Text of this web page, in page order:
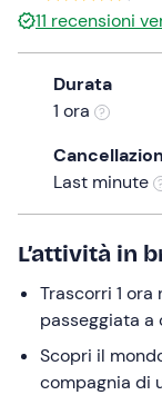
the
question
mark
keyboard
shortcuts
for
changing
dates.
11 recensioni
Durata
1 ora
Last minute
L’attività in
Trascorri 1 ora
passeggiata
Scopri il
compagnia di